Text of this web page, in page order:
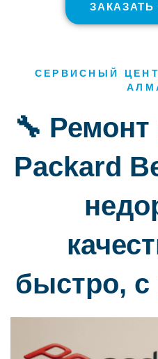
СЕРВИСНЫЙ
🔧 Ремонт
Packard
быстро, с